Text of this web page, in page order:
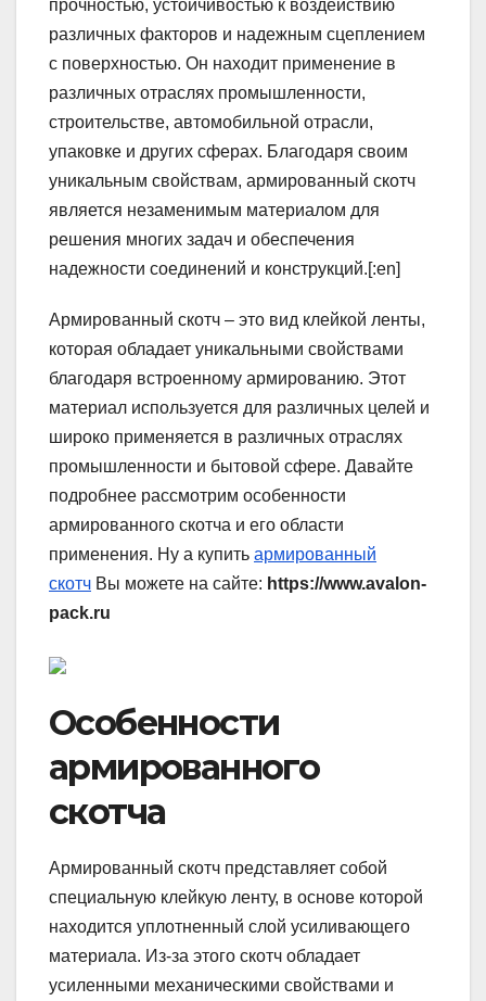
прочностью, устойчивостью к воздействию
различных факторов и надежным сцеплением
с поверхностью. Он находит применение в
различных отраслях промышленности,
строительстве, автомобильной отрасли,
упаковке и других сферах. Благодаря своим
уникальным свойствам, армированный скотч
является незаменимым материалом для
решения многих задач и обеспечения
надежности соединений и конструкций.[:en]
Армированный скотч – это вид клейкой ленты,
которая обладает уникальными свойствами
благодаря встроенному армированию. Этот
материал используется для различных целей и
широко применяется в различных отраслях
промышленности и бытовой сфере. Давайте
подробнее рассмотрим особенности
армированного скотча и его области
применения. Ну а купить армированный
скотч Вы можете на сайте: https://www.avalon-
pack.ru
Особенности
армированного
скотча
Армированный скотч представляет собой
специальную клейкую ленту, в основе которой
находится уплотненный слой усиливающего
материала. Из-за этого скотч обладает
усиленными механическими свойствами и